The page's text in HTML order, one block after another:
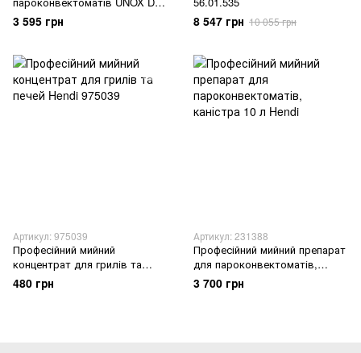
1016A0
3 595 грн 8 547 грн 10 055 грн
Артикул: 975039
Професійний мийний
концентрат для грилів та
печей Hendi 975039
480 грн
Артикул: 231388
Професійний мийний препарат
для пароконвектоматів,
каністра 10 л Hendi
3 700 грн